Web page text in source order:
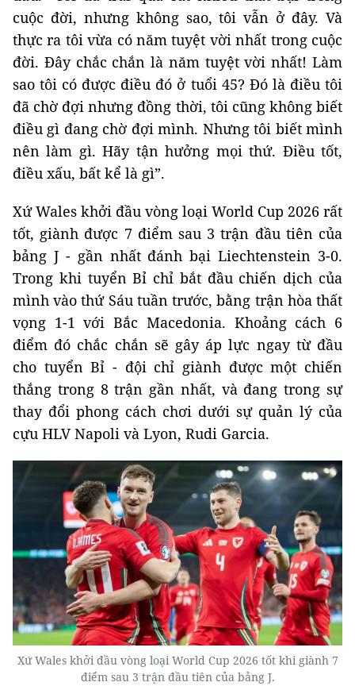
cuộc đời, nhưng không sao, tôi vẫn ở đây. Và
thực ra tôi vừa có năm tuyệt vời nhất trong cuộc
đời. Đây chắc chắn là năm tuyệt vời nhất! Làm
sao tôi có được điều đó ở tuổi 45? Đó là điều tôi
đã chờ đợi nhưng đồng thời, tôi cũng không biết
điều gì đang chờ đợi mình. Nhưng tôi biết mình
nên làm gì. Hãy tận hưởng mọi thứ. Điều tốt,
điều xấu, bất kể là gì”.
Xứ Wales khởi đầu vòng loại World Cup 2026 rất
tốt, giành được 7 điểm sau 3 trận đầu tiên của
bảng J - gần nhất đánh bại Liechtenstein 3-0.
Trong khi tuyển Bỉ chỉ bắt đầu chiến dịch của
mình vào thứ Sáu tuần trước, bằng trận hòa thất
vọng 1-1 với Bắc Macedonia. Khoảng cách 6
điểm đó chắc chắn sẽ gây áp lực ngay từ đầu
cho tuyển Bỉ - đội chỉ giành được một chiến
thắng trong 8 trận gần nhất, và đang trong sự
thay đổi phong cách chơi dưới sự quản lý của
cựu HLV Napoli và Lyon, Rudi Garcia.
Xứ Wales khởi đầu vòng loại World Cup 2026 tốt khi giành 7
điểm sau 3 trận đầu tiên của bảng J.